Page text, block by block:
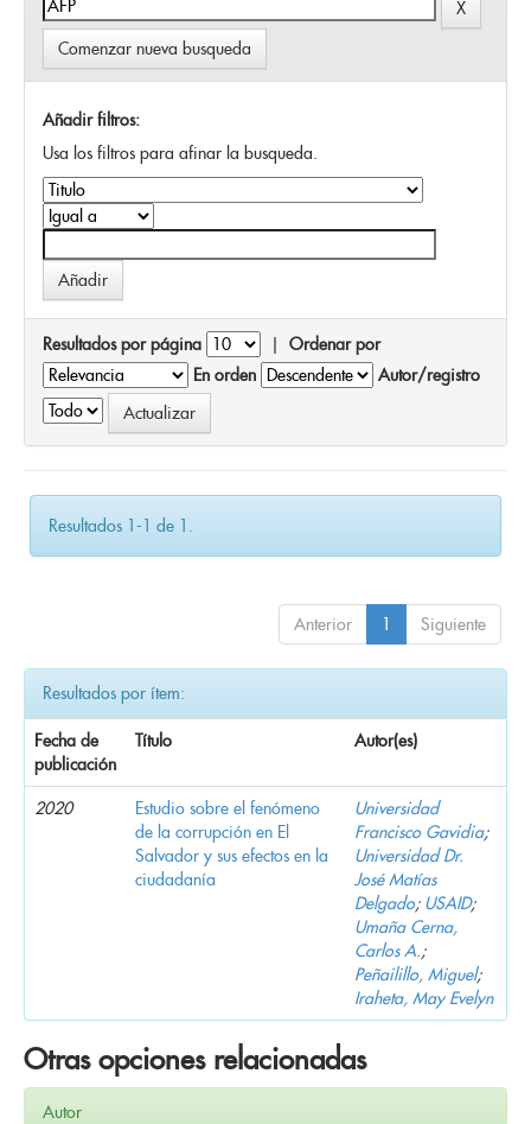
Comenzar nueva busqueda
Añadir filtros:
Usa los filtros para afinar la busqueda.
Resultados por página | Ordenar por
En orden
Autor/registro
Resultados 1-1 de 1.
Anterior 1 Siguiente
Resultados por ítem:
Fecha de
publicación
Título Autor(es)
2020
Estudio sobre el fenómeno
de la corrupción en El
Salvador y sus efectos en la
ciudadanía
Universidad
Francisco Gavidia;
Universidad Dr.
José Matías
Delgado; USAID;
Umaña Cerna,
Carlos A.;
Peñailillo, Miguel;
Iraheta, May Evelyn
Otras opciones relacionadas
Autor